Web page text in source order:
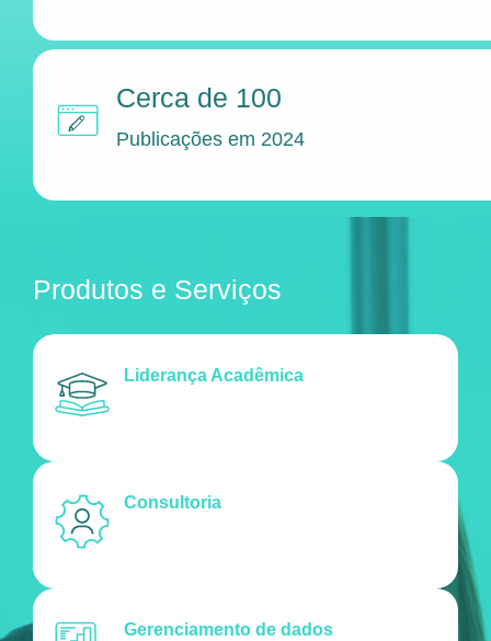
Cerca de 100
Publicações em 2024
Produtos e Serviços
Liderança Acadêmica
Consultoria
Gerenciamento de dados